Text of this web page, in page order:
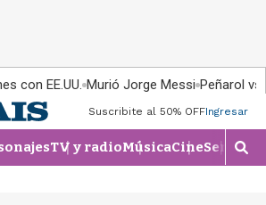
con EE.UU. Murió Jorge Messi Peñarol
Suscribite al 50% OFFIngresar
TV y radioMúsicaCineSeries
M
o